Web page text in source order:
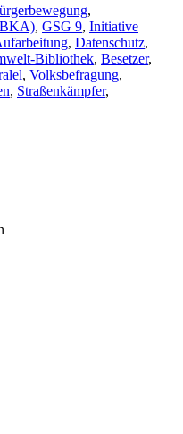
,
, GSG 9, Initiative
, Datenschutz,
Bibliothek, Besetzer,
, Volksbefragung,
, Straßenkämpfer,